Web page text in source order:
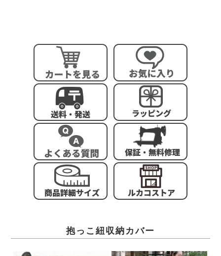
抱っこ紐収納カバー